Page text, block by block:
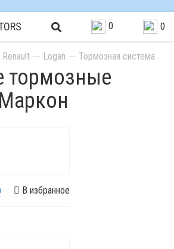
0 0
Renault Logan Тормозная система
тормозные
В избранное